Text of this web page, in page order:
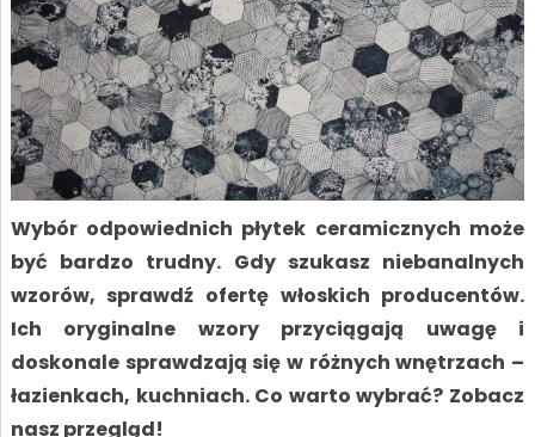
Wybór odpowiednich płytek ceramicznych może
być bardzo trudny. Gdy szukasz niebanalnych
wzorów, sprawdź ofertę włoskich producentów.
Ich oryginalne wzory przyciągają uwagę i
doskonale sprawdzają się w różnych wnętrzach –
łazienkach, kuchniach. Co warto wybrać? Zobacz
nasz przegląd!